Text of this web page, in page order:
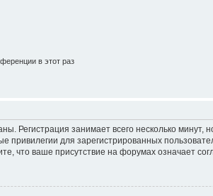
в этот раз
Регистрация занимает всего несколько
для зарегистрированных
что ваше присутствие на форумах означает